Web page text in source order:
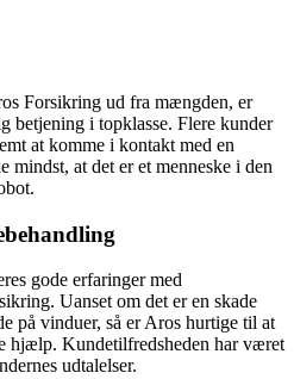
Forsikring ud fra mængden, er
betjening i topklasse. Flere kunder
at komme i kontakt med en
mindst, at det er et menneske i den
gode erfaringer med
Uanset om det er en skade
på vinduer, så er Aros hurtige til at
hjælp. Kundetilfredsheden har været
udtalelser.